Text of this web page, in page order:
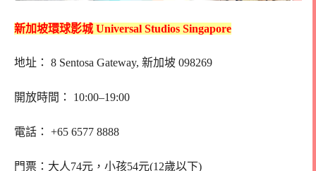
新加坡環球影城 Universal Studios Singapore
地址： 8 Sentosa Gateway, 新加坡 098269
開放時間： 10:00–19:00
電話： +65 6577 8888
門票：大人74元，小孩54元(12歲以下)